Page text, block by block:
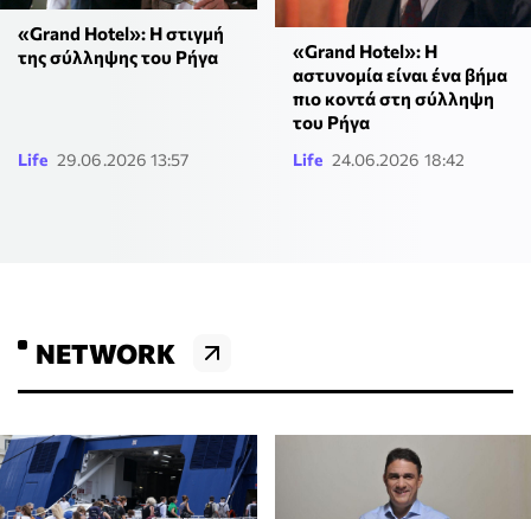
«Grand Hotel»: Η στιγμή
της σύλληψης του Ρήγα
Life 29.06.2026 13:57
«Grand Hotel»: Η
αστυνομία είναι ένα βήμα
πιο κοντά στη σύλληψη
του Ρήγα
Life 24.06.2026 18:42
NETWORK